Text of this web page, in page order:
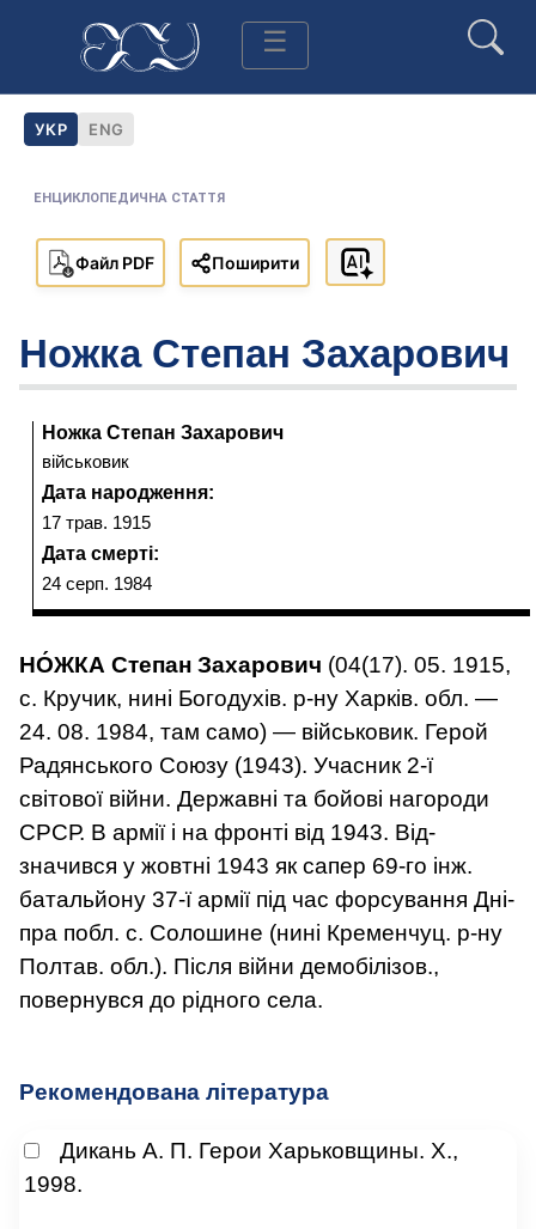
УКР
Українська
ENG
Англійська
ЕНЦИКЛОПЕДИЧНА СТАТТЯ
Файл PDF Поширити
Ножка Степан Захарович
Прізвище,
ім'я,
по-
батькові:
Ножка Степан Захарович
Діяльність:
військовик
Дата народження:
17 трав. 1915
Дата смерті:
24 серп. 1984
НО́ЖКА Степан Захарович (04(17). 05. 1915,
с. Кручик, нині Богодухів. р-ну Харків. обл. —
24. 08. 1984, там само) — військовик. Герой
Радянського Союзу (1943). Учасник 2-ї
світової вій­ни. Державні та бо­йові нагороди
СРСР. В армії і на фронті від 1943. Від­
значився у жовтні 1943 як сапер 69-го інж.
баталь­йону 37-ї армії під час форсува­н­ня Дні­
пра побл. с. Солошине (нині Кременчуц. р-ну
Полтав. обл.). Після вій­ни демобілізов.,
повернувся до рідного села.
Рекомендована література
Дикань А. П. Герои Харьковщины. Х.,
1998.